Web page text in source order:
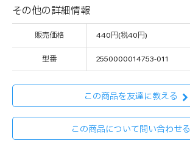
その他の詳細情報
販売価格 440円(税40円)
型番 2550000014753-011
この商品を友達に教える
この商品について問い合わせる